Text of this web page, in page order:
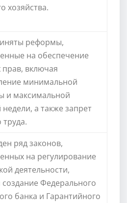
хозяйства.
реформы,
на обеспечение
включая
минимальной
и максимальной
а также запрет
труда.
ряд законов,
на регулирование
деятельности,
Федерального
банка и Гарантийного